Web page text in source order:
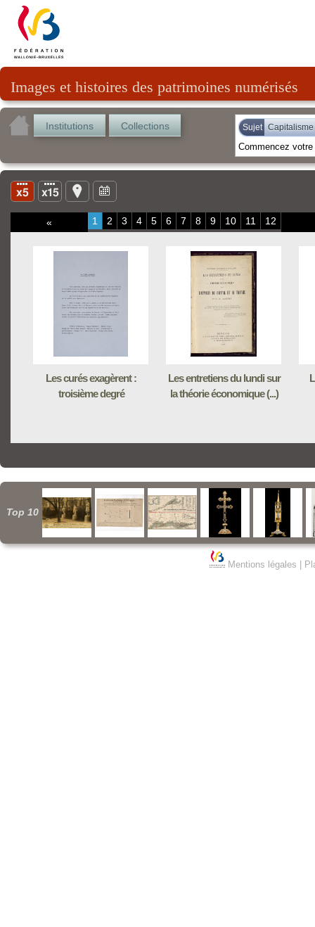
Images et histoires des patrimoines numérisés
Institutions Collections Sujet Capitalisme
« 1 2 3 4 5 6 7 8 9 10 11 12
Les curés exagèrent :
troisième degré
Les entretiens du lundi sur
la théorie économique (...)
Top 10
Mentions légales